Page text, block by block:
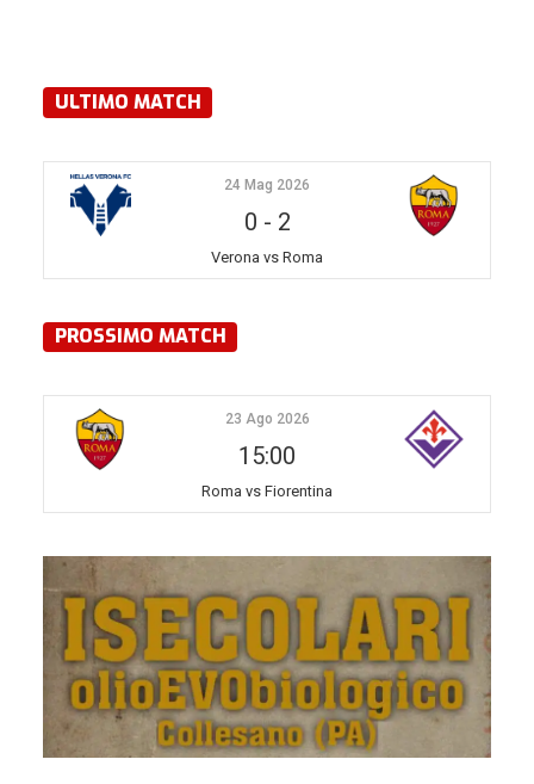
ULTIMO MATCH
24 Mag 2026
0 - 2
Verona vs Roma
PROSSIMO MATCH
23 Ago 2026
15:00
Roma vs Fiorentina